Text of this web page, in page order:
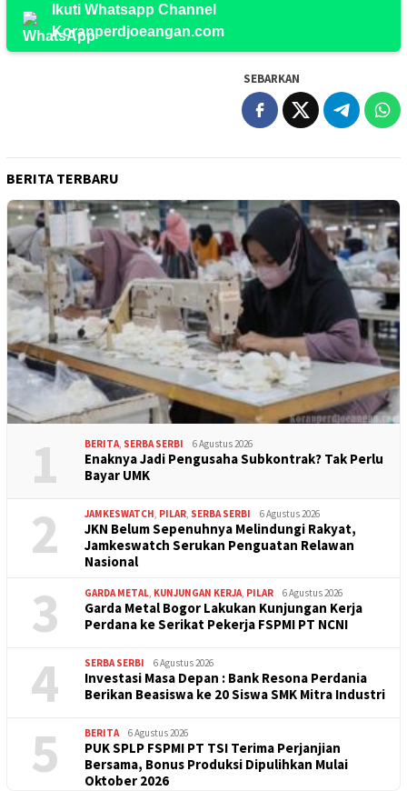
Ikuti Whatsapp Channel
Koranperdjoeangan.com
SEBARKAN
BERITA TERBARU
1 BERITA SERBA SERBI 6 Agustus 2026
Enaknya Jadi Pengusaha Subkontrak? Tak Perlu
Bayar UMK
2 JAMKESWATCH PILAR SERBA SERBI 6 Agustus 2026
JKN Belum Sepenuhnya Melindungi Rakyat,
Jamkeswatch Serukan Penguatan Relawan
Nasional
3 GARDA METAL KUNJUNGAN KERJA PILAR 6 Agustus 2026
Garda Metal Bogor Lakukan Kunjungan Kerja
Perdana ke Serikat Pekerja FSPMI PT NCNI
4 SERBA SERBI 6 Agustus 2026
Investasi Masa Depan : Bank Resona Perdania
Berikan Beasiswa ke 20 Siswa SMK Mitra Industri
5 BERITA 6 Agustus 2026
PUK SPLP FSPMI PT TSI Terima Perjanjian
Bersama, Bonus Produksi Dipulihkan Mulai
Oktober 2026